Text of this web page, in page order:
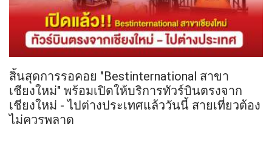
สิ้นสุดการรอคอย "Bestinternational สาขา
เชียงใหม่" พร้อมเปิดให้บริการทัวร์บินตรงจาก
เชียงใหม่ - ไปต่างประเทศแล้ววันนี้ สายเที่ยวต้อง
ไม่ควรพลาด